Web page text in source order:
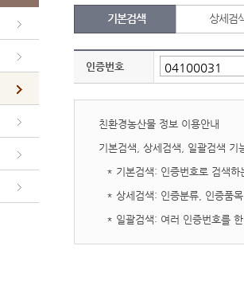
기본검색 상세검
인증번호
친환경농산물 정보 이용안내
기본검색, 상세검색, 일괄검색 기
* 기본검색: 인증번호로 검색하
* 상세검색: 인증분류, 인증품
* 일괄검색: 여러 인증번호를